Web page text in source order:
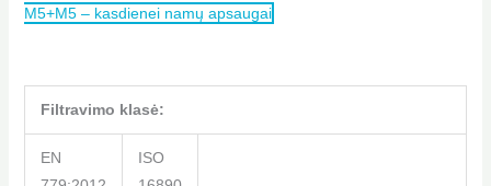
M5+M5 – kasdienei namų apsaugai
Filtravimo klasė:
EN
ISO